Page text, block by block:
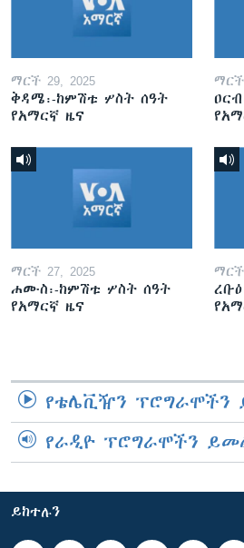
ማርች 29, 2025
ቅዳሜ፡-ከምሽቱ ሦስት ሰዓት
የአማርኛ ዜና
ማርች
ማርች 27, 2025
ሐሙስ፡-ከምሽቱ ሦስት ሰዓት
የአማርኛ ዜና
ማርች
የቴሌቪዥን ፕሮግራሞችን
የራዲዮ ፕሮግራሞችን
ይከተሉን